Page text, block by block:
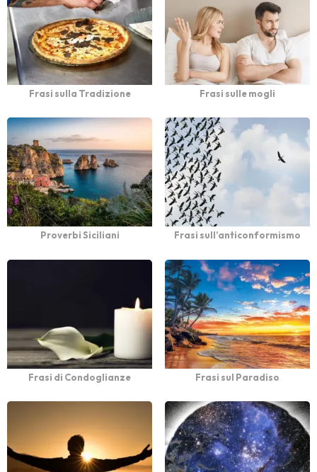
Frasi sulla Tradizione Frasi sulle mogli
Proverbi Siciliani Frasi sull’anticonformismo
Frasi di Condoglianze Frasi sul Paradiso